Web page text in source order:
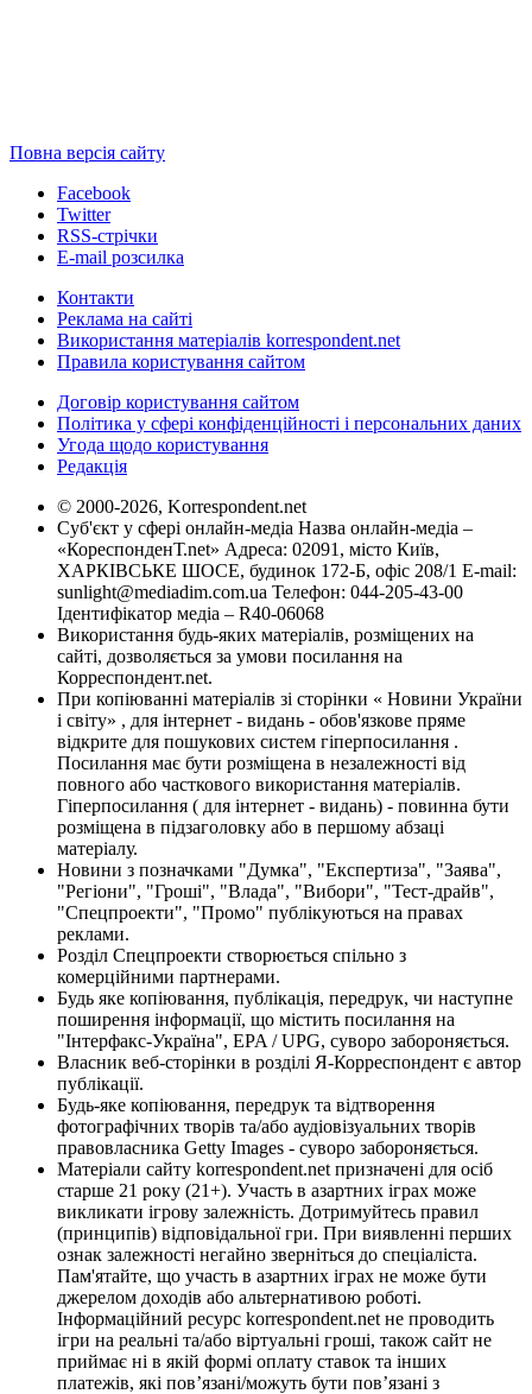
Повна версія сайту
Facebook
Twitter
RSS-стрічки
E-mail розсилка
Контакти
Реклама на сайті
Використання матеріалів korrespondent.net
Правила користування сайтом
Договір користування сайтом
Політика у сфері конфіденційності і персональних даних
Угода щодо користування
Редакція
© 2000-2026, Korrespondent.net
Суб'єкт у сфері онлайн-медіа Назва онлайн-медіа –
«КореспонденТ.net» Адреса: 02091, місто Київ,
ХАРКІВСЬКЕ ШОСЕ, будинок 172-Б, офіс 208/1 E-mail:
sunlight@mediadim.com.ua Телефон: 044-205-43-00
Ідентифікатор медіа – R40-06068
Використання будь-яких матеріалів, розміщених на
сайті, дозволяється за умови посилання на
Корреспондент.net.
При копіюванні матеріалів зі сторінки « Новини України
і світу» , для інтернет - видань - обов'язкове пряме
відкрите для пошукових систем гіперпосилання .
Посилання має бути розміщена в незалежності від
повного або часткового використання матеріалів.
Гіперпосилання ( для інтернет - видань) - повинна бути
розміщена в підзаголовку або в першому абзаці
матеріалу.
Новини з позначками "Думка", "Експертиза", "Заява",
"Регіони", "Гроші", "Влада", "Вибори", "Тест-драйв",
"Спецпроекти", "Промо" публікуються на правах
реклами.
Розділ Спецпроекти створюється спільно з
комерційними партнерами.
Будь яке копіювання, публікація, передрук, чи наступне
поширення інформації, що містить посилання на
"Інтерфакс-Україна", EPA / UPG, суворо забороняється.
Власник веб-сторінки в розділі Я-Корреспондент є автор
публікації.
Будь-яке копіювання, передрук та відтворення
фотографічних творів та/або аудіовізуальних творів
правовласника Getty Images - суворо забороняється.
Матеріали сайту korrespondent.net призначені для осіб
старше 21 року (21+). Участь в азартних іграх може
викликати ігрову залежність. Дотримуйтесь правил
(принципів) відповідальної гри. При виявленні перших
ознак залежності негайно зверніться до спеціаліста.
Пам'ятайте, що участь в азартних іграх не може бути
джерелом доходів або альтернативою роботі.
Інформаційний ресурс korrespondent.net не проводить
ігри на реальні та/або віртуальні гроші, також сайт не
приймає ні в якій формі оплату ставок та інших
платежів, які пов’язані/можуть бути пов’язані з